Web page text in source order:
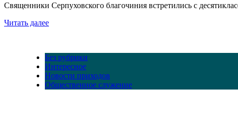
Священники Серпуховского благочиния встретились с
Читать далее
Без рубрики
Интересное
Новости приходов
Общественное служение